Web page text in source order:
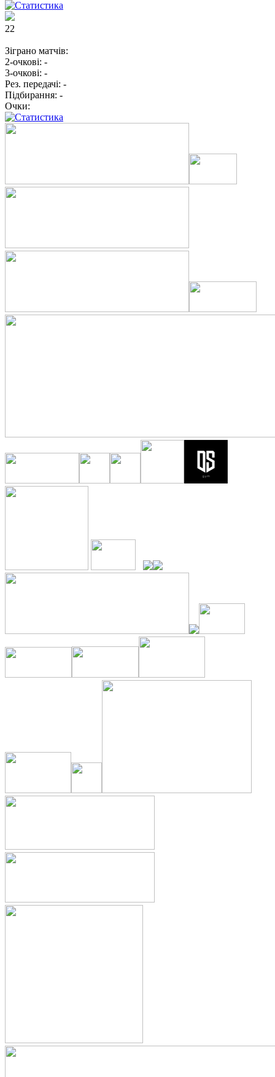
22
Зіграно матчів:
2-очкові: -
3-очкові: -
Рез. передачі: -
Підбирання: -
Очки: